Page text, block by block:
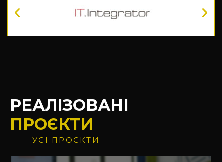
РЕАЛІЗОВАНІ
ПРОЄКТИ
УСІ ПРОЄКТИ